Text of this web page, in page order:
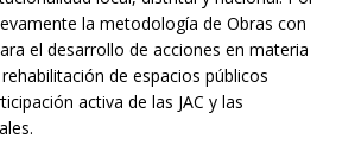
la metodología de Obras con
el desarrollo de acciones en materia
de espacios públicos
activa de las JAC y las